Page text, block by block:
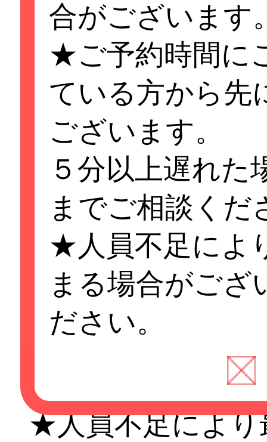
合がございます
★ご予約時間に
ている方から先
ございます。
５分以上遅れた
までご相談くだ
★人員不足によ
まる場合がござ
ださい。
★ご予約時間の5
い．ご予約時間
キャンセル
又は次のお客様
ございます。
★ご予約時間に
る方から先にご
す。
５分以上遅れた
ご相談ください。
★人員不足により